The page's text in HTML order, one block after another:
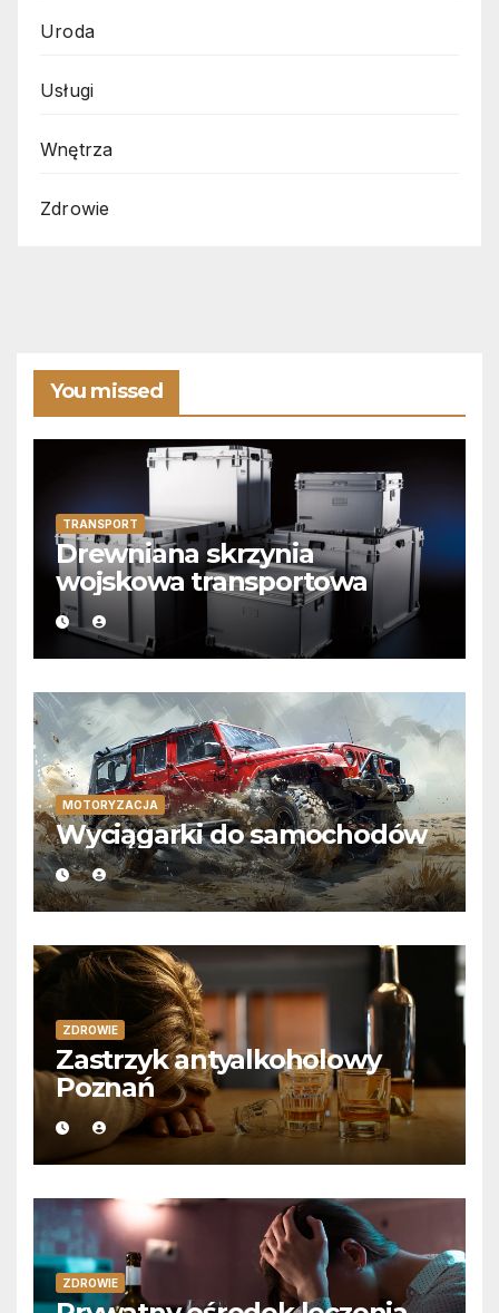
Uroda
Usługi
Wnętrza
Zdrowie
You missed
TRANSPORT
Drewniana skrzynia
wojskowa transportowa
MOTORYZACJA
Wyciągarki do samochodów
ZDROWIE
Zastrzyk antyalkoholowy
Poznań
ZDROWIE